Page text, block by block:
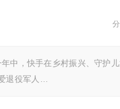
中，快手在乡村振兴、守护
退役军人…